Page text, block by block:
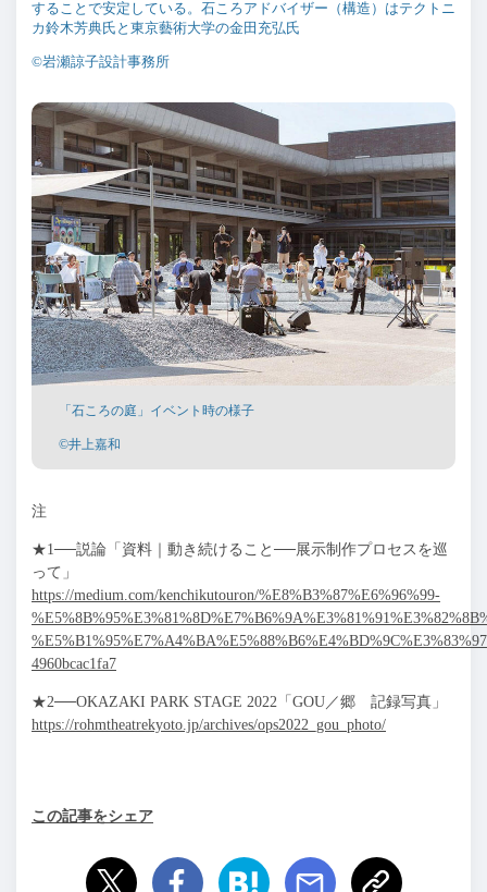
することで安定している。石ころアドバイザー（構造）はテクトニ
カ鈴木芳典氏と東京藝術大学の金田充弘氏
©岩瀬諒子設計事務所
「石ころの庭」イベント時の様子
©井上嘉和
注
★1──説論「資料｜動き続けること──展示制作プロセスを巡
って」
https://medium.com/kenchikutouron/%E8%B3%87%E6%96%99-
4960bcac1fa7
★2──OKAZAKI PARK STAGE 2022「GOU／郷 記録写真」
https://rohmtheatrekyoto.jp/archives/ops2022_gou_photo/
この記事をシェア